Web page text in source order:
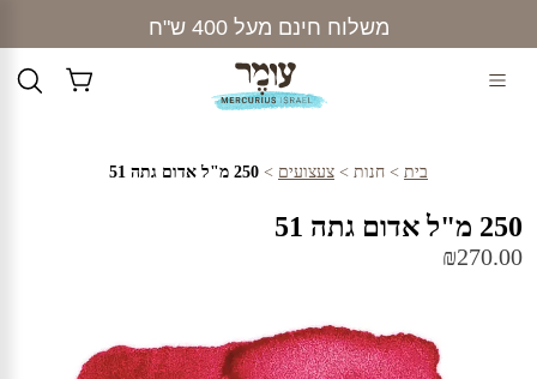
content
משלוח חינם מעל 400 ש"ח
בית > חנות > צעצועים > 250 מ"ל אדום גתה 51
250 מ"ל אדום גתה 51
₪270.00